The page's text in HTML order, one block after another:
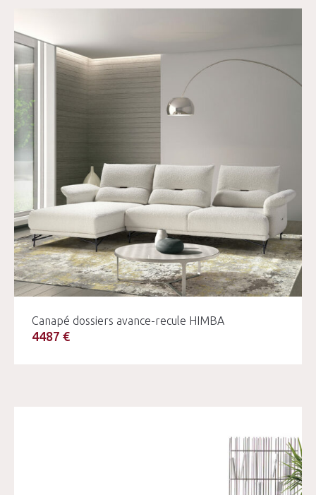
Canapé dossiers avance-recule HIMBA
4487 €